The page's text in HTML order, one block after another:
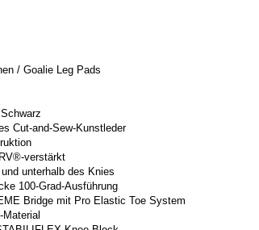
/ Goalie Leg Pads
Cut-and-Sew-Kunstleder
verstärkt
unterhalb des Knies
100-Grad-Ausführung
Bridge mit Pro Elastic Toe System
Material